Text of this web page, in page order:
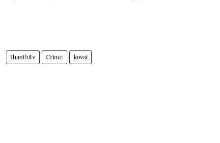
thanthitv Crime kovai